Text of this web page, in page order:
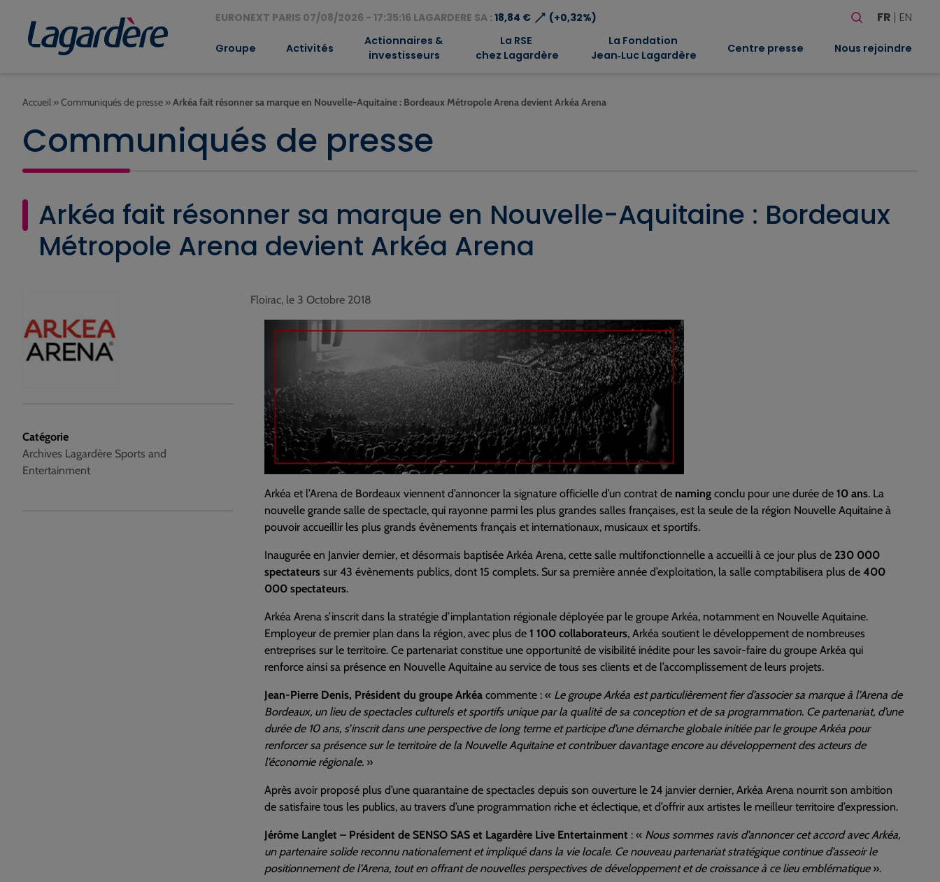
EURONEXT PARIS 07/08/2026 - 17:35:16 LAGARDERE SA : 18,84 €⟶ (+0,32%)
Rechercher
FR EN
Groupe Activités
Actionnaires &
investisseurs
La RSE
chez Lagardère
La Fondation
Jean‑Luc Lagardère
Centre presse Nous rejoindre
Accueil »Communiqués de presse »Arkéa fait résonner sa marque en Nouvelle-Aquitaine : Bordeaux Métropole Arena devient Arkéa Arena
Communiqués de presse
Arkéa fait résonner sa marque en Nouvelle-Aquitaine : Bordeaux
Métropole Arena devient Arkéa Arena
Catégorie
Archives Lagardère Sports and
Entertainment
Floirac, le 3 Octobre 2018
Arkéa et l’Arena de Bordeaux viennent d’annoncer la signature officielle d’un contrat de naming conclu pour une durée de 10 ans. La
nouvelle grande salle de spectacle, qui rayonne parmi les plus grandes salles françaises, est la seule de la région Nouvelle Aquitaine à
pouvoir accueillir les plus grands évènements français et internationaux, musicaux et sportifs.
Inaugurée en Janvier dernier, et désormais baptisée Arkéa Arena, cette salle multifonctionnelle a accueilli à ce jour plus de 230 000
spectateurs sur 43 évènements publics, dont 15 complets. Sur sa première année d’exploitation, la salle comptabilisera plus de 400
000 spectateurs.
Arkéa Arena s’inscrit dans la stratégie d’implantation régionale déployée par le groupe Arkéa, notamment en Nouvelle Aquitaine.
Employeur de premier plan dans la région, avec plus de 1 100 collaborateurs, Arkéa soutient le développement de nombreuses
entreprises sur le territoire. Ce partenariat constitue une opportunité de visibilité inédite pour les savoir-faire du groupe Arkéa qui
renforce ainsi sa présence en Nouvelle Aquitaine au service de tous ses clients et de l’accomplissement de leurs projets.
Jean-Pierre Denis, Président du groupe Arkéa commente : « Le groupe Arkéa est particulièrement fier d’associer sa marque à l’Arena de
Bordeaux, un lieu de spectacles culturels et sportifs unique par la qualité de sa conception et de sa programmation. Ce partenariat, d’une
durée de 10 ans, s’inscrit dans une perspective de long terme et participe d’une démarche globale initiée par le groupe Arkéa pour
renforcer sa présence sur le territoire de la Nouvelle Aquitaine et contribuer davantage encore au développement des acteurs de
l’économie régionale. »
Après avoir proposé plus d’une quarantaine de spectacles depuis son ouverture le 24 janvier dernier, Arkéa Arena nourrit son ambition
de satisfaire tous les publics, au travers d’une programmation riche et éclectique, et d’offrir aux artistes le meilleur territoire d’expression.
Jérôme Langlet – Président de SENSO SAS et Lagardère Live Entertainment : « Nous sommes ravis d’annoncer cet accord avec Arkéa,
un partenaire solide reconnu nationalement et impliqué dans la vie locale. Ce nouveau partenariat stratégique continue d’asseoir le
positionnement de l’Arena, tout en offrant de nouvelles perspectives de développement et de croissance à ce lieu emblématique».